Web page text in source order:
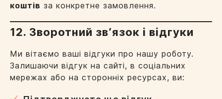
коштів за конкретне замовлення.
12. Зворотний звʼязок і відгуки
Ми вітаємо ваші відгуки про нашу роботу.
Залишаючи відгук на сайті, в соціальних
мережах або на сторонніх ресурсах, ви: